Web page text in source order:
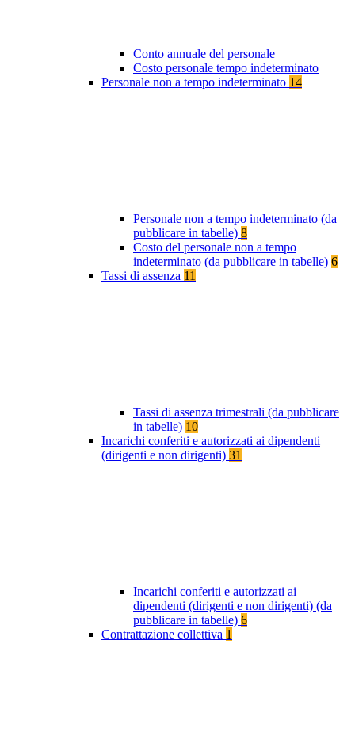
Conto annuale del personale
Costo personale tempo indeterminato
Personale non a tempo indeterminato 14
Personale non a tempo indeterminato (da
pubblicare in tabelle) 8
Costo del personale non a tempo
indeterminato (da pubblicare in tabelle) 6
Tassi di assenza 11
Tassi di assenza trimestrali (da pubblicare
in tabelle) 10
Incarichi conferiti e autorizzati ai dipendenti
(dirigenti e non dirigenti) 31
Incarichi conferiti e autorizzati ai
dipendenti (dirigenti e non dirigenti) (da
pubblicare in tabelle) 6
Contrattazione collettiva 1